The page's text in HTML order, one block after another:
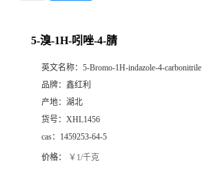
5-溴-1H-吲唑-4-腈
英文名称： 5-Bromo-1H-indazole-4-carbonitrile
品牌： 鑫红利
产地： 湖北
货号： XHL1456
cas： 1459253-64-5
价格： ￥1/千克